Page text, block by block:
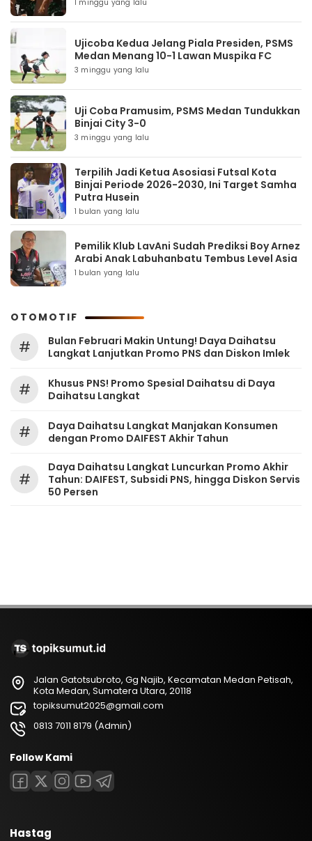
1 minggu yang lalu
Ujicoba Kedua Jelang Piala Presiden, PSMS
Medan Menang 10-1 Lawan Muspika FC
3 minggu yang lalu
Uji Coba Pramusim, PSMS Medan Tundukkan
Binjai City 3-0
3 minggu yang lalu
Terpilih Jadi Ketua Asosiasi Futsal Kota
Binjai Periode 2026-2030, Ini Target Samha
Putra Husein
1 bulan yang lalu
Pemilik Klub LavAni Sudah Prediksi Boy Arnez
Arabi Anak Labuhanbatu Tembus Level Asia
1 bulan yang lalu
OTOMOTIF
#
Bulan Februari Makin Untung! Daya Daihatsu
Langkat Lanjutkan Promo PNS dan Diskon Imlek
#
Khusus PNS! Promo Spesial Daihatsu di Daya
Daihatsu Langkat
#
Daya Daihatsu Langkat Manjakan Konsumen
dengan Promo DAIFEST Akhir Tahun
#
Daya Daihatsu Langkat Luncurkan Promo Akhir
Tahun: DAIFEST, Subsidi PNS, hingga Diskon Servis
50 Persen
Jalan Gatotsubroto, Gg Najib, Kecamatan Medan Petisah,
Kota Medan, Sumatera Utara, 20118
topiksumut2025@gmail.com
0813 7011 8179 (Admin)
Follow Kami
Hastag